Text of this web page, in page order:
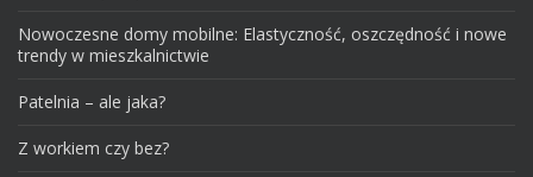
Nowoczesne domy mobilne: Elastyczność, oszczędność i nowe
trendy w mieszkalnictwie
Patelnia – ale jaka?
Z workiem czy bez?